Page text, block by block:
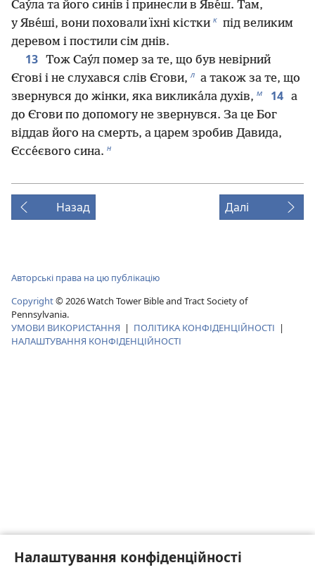
Налаштування конфіденційності
Сау́ла та його синів і принесли в Яве́ш. Там,
у Яве́ші, вони поховали їхні кістки к під великим
деревом і постили сім днів.
13 Тож Сау́л помер за те, що був невірний
Єгові і не слухався слів Єгови, л а також за те, що
звернувся до жінки, яка виклика́ла духів, м 14 а
до Єгови по допомогу не звернувся. За це Бог
віддав його на смерть, а царем зробив Давида,
Єссе́євого сина. н
Назад Далі
Авторські права на цю публікацію
Copyright© 2026Watch Tower Bible and Tract Society of
Pennsylvania.
УМОВИ ВИКОРИСТАННЯ | ПОЛІТИКА КОНФІДЕНЦІЙНОСТІ |
НАЛАШТУВАННЯ КОНФІДЕНЦІЙНОСТІ